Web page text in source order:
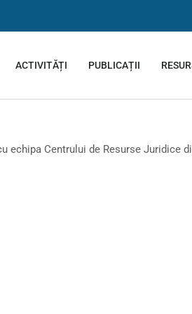
ACTIVITĂȚI PUBLICAȚII
echipa Centrului de Resurse Juridice